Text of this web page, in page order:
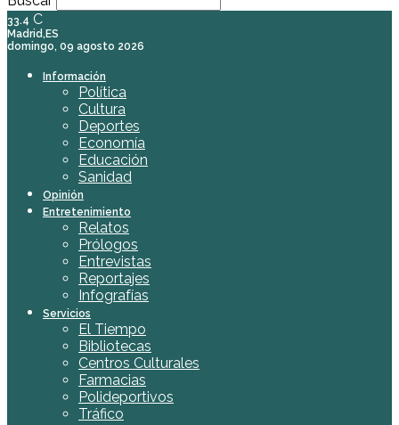
33.4 C
Madrid,ES
domingo, 09 agosto 2026
Información
Política
Cultura
Deportes
Economía
Educación
Sanidad
Opinión
Entretenimiento
Relatos
Prólogos
Entrevistas
Reportajes
Infografías
Servicios
El Tiempo
Bibliotecas
Centros Culturales
Farmacias
Polideportivos
Tráfico